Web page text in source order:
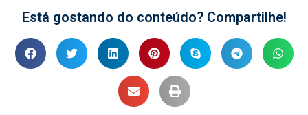
Está gostando do conteúdo? Compartilhe!